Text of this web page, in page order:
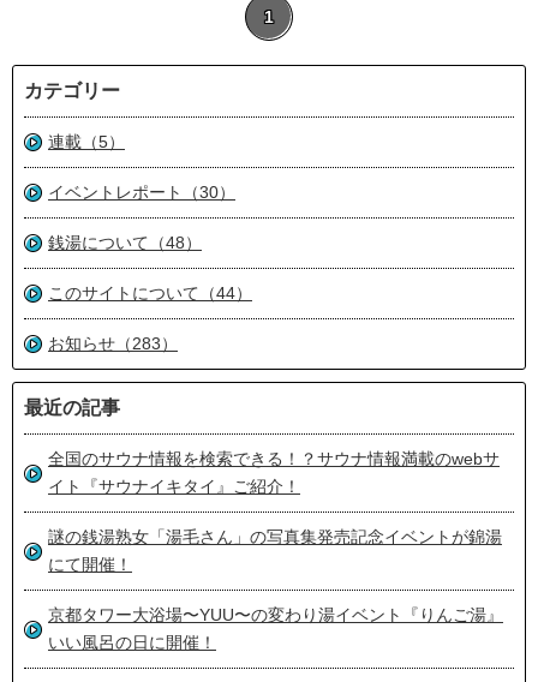
1
カテゴリー
連載（5）
イベントレポート（30）
銭湯について（48）
このサイトについて（44）
お知らせ（283）
最近の記事
全国のサウナ情報を検索できる！？サウナ情報満載のwebサ
イト『サウナイキタイ』ご紹介！
謎の銭湯熟女「湯毛さん」の写真集発売記念イベントが錦湯
にて開催！
京都タワー大浴場〜YUU〜の変わり湯イベント『りんご湯』
いい風呂の日に開催！